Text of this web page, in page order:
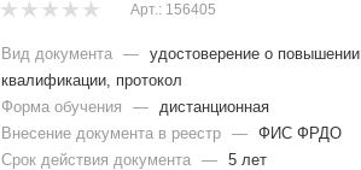
Арт.: 156405
Вид документа — удостоверение о повышении
квалификации, протокол
Форма обучения
—
дистанционная
Внесение документа в реестр — ФИС ФРДО
Срок действия документа — 5 лет